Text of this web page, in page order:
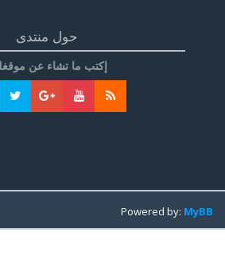
حول منتدى
إكتب ما تشاء عن
Powered by:MyBB